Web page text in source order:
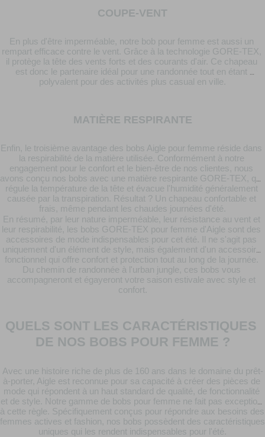
COUPE-VENT
En plus d'être imperméable, notre bob pour femme est aussi un
rempart efficace contre le vent. Grâce à la technologie GORE-TEX,
il protège la tête des vents forts et des courants d'air. Ce chapeau
est donc le partenaire idéal pour une randonnée tout en étant
polyvalent pour des activités plus casual en ville.
MATIÈRE RESPIRANTE
Enfin, le troisième avantage des bobs Aigle pour femme réside dans
la respirabilité de la matière utilisée. Conformément à notre
engagement pour le confort et le bien-être de nos clientes, nous
avons conçu nos bobs avec une matière respirante GORE-TEX, qui
régule la température de la tête et évacue l'humidité généralement
causée par la transpiration. Résultat ? Un chapeau confortable et
frais, même pendant les chaudes journées d'été.
En résumé, par leur nature imperméable, leur résistance au vent et
leur respirabilité, les bobs GORE-TEX pour femme d'Aigle sont des
accessoires de mode indispensables pour cet été. Il ne s'agit pas
uniquement d'un élément de style, mais également d'un accessoire
fonctionnel qui offre confort et protection tout au long de la journée.
Du chemin de randonnée à l'urban jungle, ces bobs vous
accompagneront et égayeront votre saison estivale avec style et
confort.
QUELS SONT LES CARACTÉRISTIQUES
DE NOS BOBS POUR FEMME ?
Avec une histoire riche de plus de 160 ans dans le domaine du prêt-
à-porter, Aigle est reconnue pour sa capacité à créer des pièces de
mode qui répondent à un haut standard de qualité, de fonctionnalité
et de style. Notre gamme de bobs pour femme ne fait pas exception
à cette règle. Spécifiquement conçus pour répondre aux besoins des
femmes actives et fashion, nos bobs possèdent des caractéristiques
uniques qui les rendent indispensables pour l'été.